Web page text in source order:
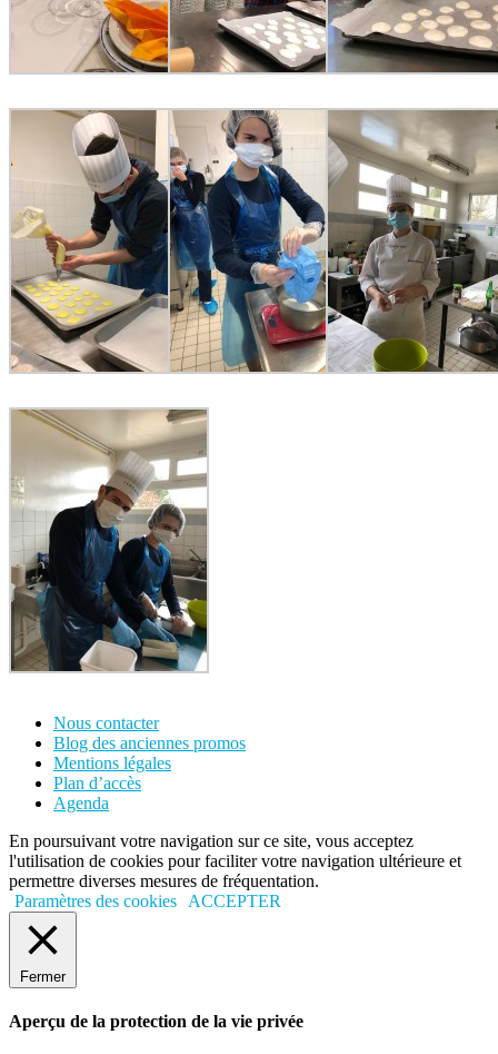
Nous contacter
Blog des anciennes promos
Mentions légales
Plan d’accès
Agenda
En poursuivant votre navigation sur ce site, vous acceptez
l'utilisation de cookies pour faciliter votre navigation ultérieure et
permettre diverses mesures de fréquentation.
Paramètres des cookies
ACCEPTER
Fermer
Aperçu de la protection de la vie privée